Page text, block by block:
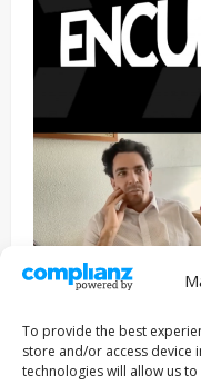
To provide the best
store and/or access device
technologies will allow us
Entrevista Series
ENCUENTROS CON
RIVEROLL